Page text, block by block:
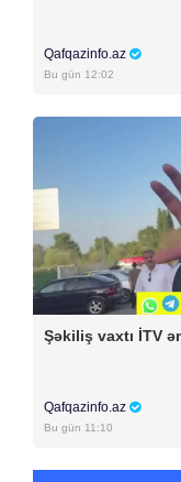
Qafqazinfo.az
Bu gün 12:02
Şəkiliş vaxtı İTV
Qafqazinfo.az
Bu gün 11:10